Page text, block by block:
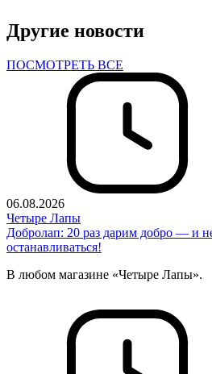
Другие новости
ПОСМОТРЕТЬ ВСЕ
06.08.2026
Четыре Лапы
Добролап: 20 раз дарим добро — и
останавливаться!
В любом магазине «Четыре Лапы».